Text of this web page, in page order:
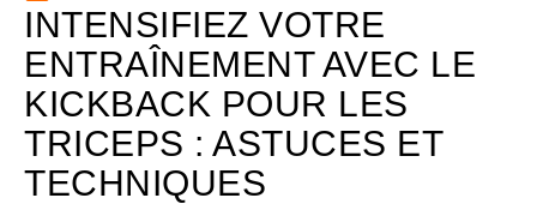
INTENSIFIEZ VOTRE
ENTRAÎNEMENT AVEC LE
KICKBACK POUR LES
TRICEPS : ASTUCES ET
TECHNIQUES